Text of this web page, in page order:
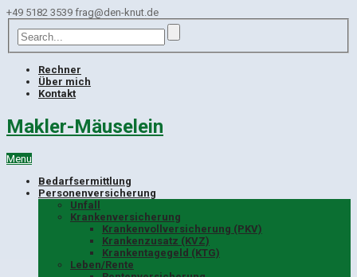
+49 5182 3539 frag@den-knut.de
Rechner
Über mich
Kontakt
Makler-Mäuselein
Menu
Bedarfsermittlung
Personenversicherung
Unfall
Krankenversicherung
Krankenvollversicherung (PKV)
Krankenzusatz (KVZ)
Krankentagegeld (KTG)
Leben/Rente